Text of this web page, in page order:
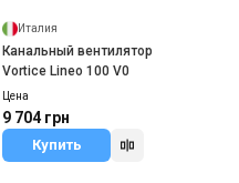
Италия
Канальный вентилятор
Vortice Lineo 100 V0
Цена
9 704 грн
Купить